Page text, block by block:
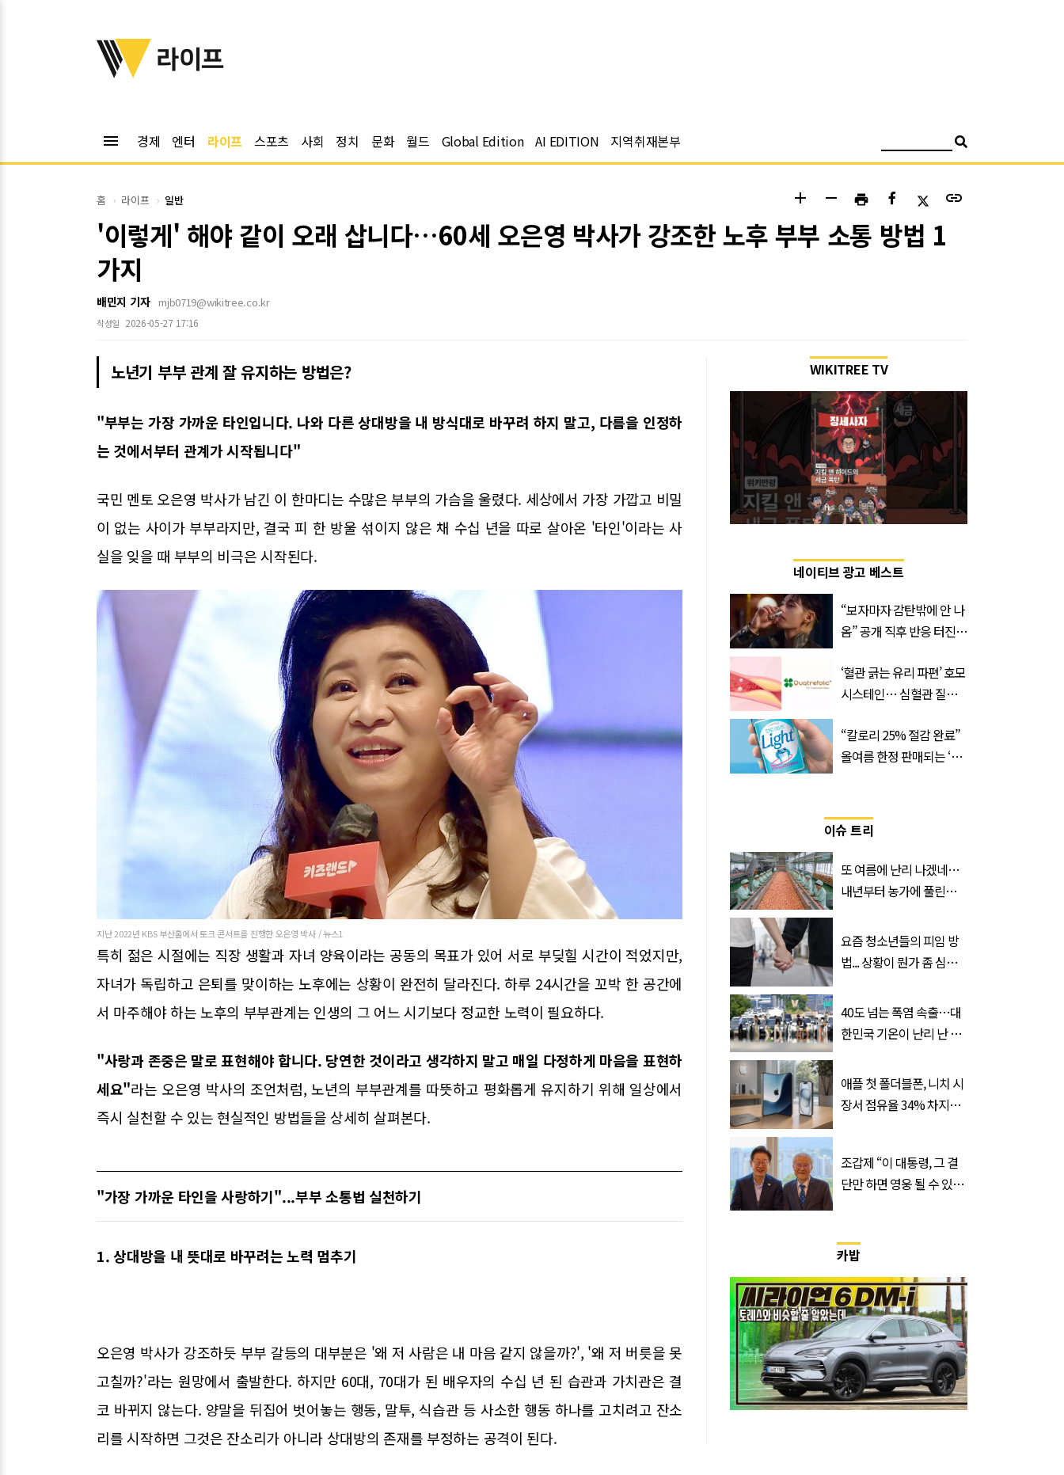
위키트리
라이프
menu 경제 엔터 라이프 스포츠 사회 정치 문화 월드 Global Edition AI EDITION 지역취재본부
홈 라이프 일반 add remove print link
'이렇게' 해야 같이 오래 삽니다…60세 오은영 박사가 강조한 노후 부부 소통 방법 1
가지
배민지 기자 mjb0719@wikitree.co.kr
작성일 2026-05-27 17:16
노년기 부부 관계 잘 유지하는 방법은?
"부부는 가장 가까운 타인입니다. 나와 다른 상대방을 내 방식대로 바꾸려 하지 말고, 다름을 인정하
는 것에서부터 관계가 시작됩니다"
국민 멘토 오은영 박사가 남긴 이 한마디는 수많은 부부의 가슴을 울렸다. 세상에서 가장 가깝고 비밀
이 없는 사이가 부부라지만, 결국 피 한 방울 섞이지 않은 채 수십 년을 따로 살아온 '타인'이라는 사
실을 잊을 때 부부의 비극은 시작된다.
지난 2022년 KBS 부산홀에서 토크 콘서트를 진행한 오은영 박사 / 뉴스1
특히 젊은 시절에는 직장 생활과 자녀 양육이라는 공동의 목표가 있어 서로 부딪힐 시간이 적었지만,
자녀가 독립하고 은퇴를 맞이하는 노후에는 상황이 완전히 달라진다. 하루 24시간을 꼬박 한 공간에
서 마주해야 하는 노후의 부부관계는 인생의 그 어느 시기보다 정교한 노력이 필요하다.
"사랑과 존중은 말로 표현해야 합니다. 당연한 것이라고 생각하지 말고 매일 다정하게 마음을 표현하
세요"라는 오은영 박사의 조언처럼, 노년의 부부관계를 따뜻하고 평화롭게 유지하기 위해 일상에서
즉시 실천할 수 있는 현실적인 방법들을 상세히 살펴본다.
"가장 가까운 타인을 사랑하기"...부부 소통법 실천하기
1. 상대방을 내 뜻대로 바꾸려는 노력 멈추기
오은영 박사가 강조하듯 부부 갈등의 대부분은 '왜 저 사람은 내 마음 같지 않을까?', '왜 저 버릇을 못
고칠까?'라는 원망에서 출발한다. 하지만 60대, 70대가 된 배우자의 수십 년 된 습관과 가치관은 결
코 바뀌지 않는다. 양말을 뒤집어 벗어놓는 행동, 말투, 식습관 등 사소한 행동 하나를 고치려고 잔소
리를 시작하면 그것은 잔소리가 아니라 상대방의 존재를 부정하는 공격이 된다.
WIKITREE TV
네이티브 광고 베스트
“보자마자 감탄밖에 안 나
옴” 공개 직후 반응 터진
‘혈관 긁는 유리 파편’ 호모
시스테인… 심혈관 질환
“칼로리 25% 절감 완료”
올여름 한정 판매되는 ‘최
이슈 트리
또 여름에 난리 나겠네…
내년부터 농가에 풀린다는
요즘 청소년들의 피임 방
법... 상황이 뭔가 좀 심각
40도 넘는 폭염 속출…대
한민국 기온이 난리 난 이
능
애플 첫 폴더블폰, 니치 시
장서 점유율 34% 차지할
조갑제 “이 대통령, 그 결
단만 하면 영웅 될 수 있
카밥